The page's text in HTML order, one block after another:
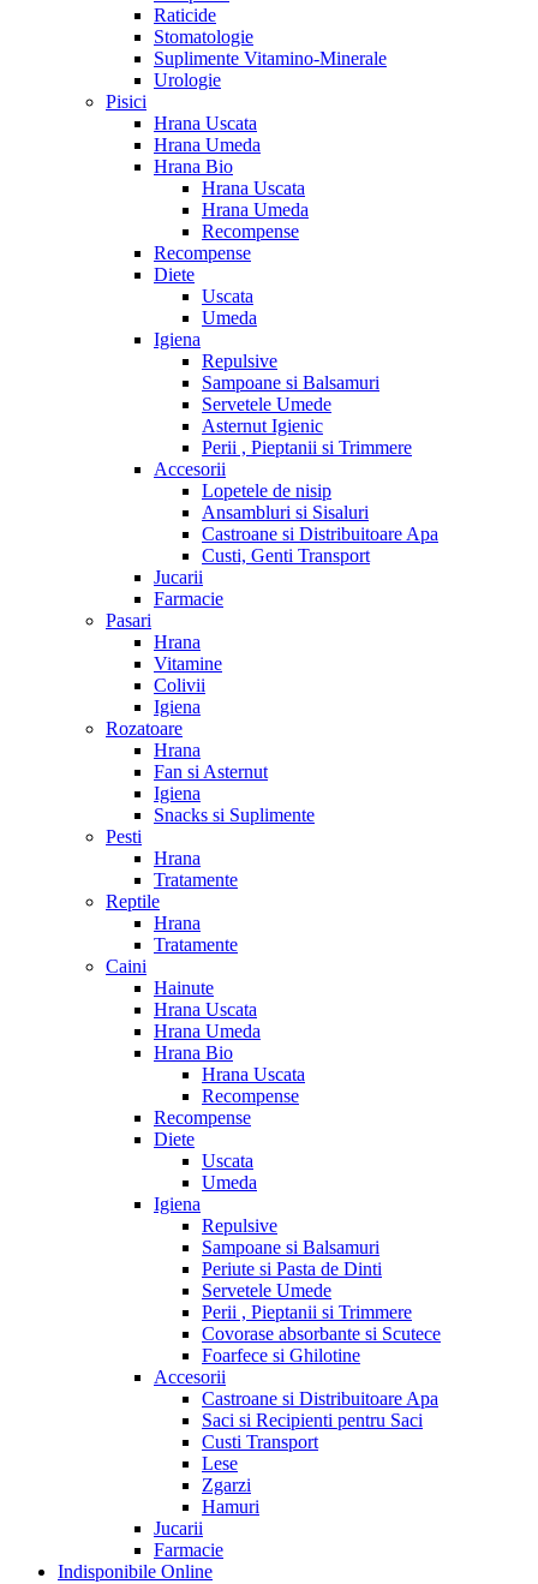
Raticide
Stomatologie
Suplimente Vitamino-Minerale
Urologie
Pisici
Hrana Uscata
Hrana Umeda
Hrana Bio
Hrana Uscata
Hrana Umeda
Recompense
Recompense
Diete
Uscata
Umeda
Igiena
Repulsive
Sampoane si Balsamuri
Servetele Umede
Asternut Igienic
Perii , Pieptanii si Trimmere
Accesorii
Lopetele de nisip
Ansambluri si Sisaluri
Castroane si Distribuitoare Apa
Custi, Genti Transport
Jucarii
Farmacie
Pasari
Hrana
Vitamine
Colivii
Igiena
Rozatoare
Hrana
Fan si Asternut
Igiena
Snacks si Suplimente
Pesti
Hrana
Tratamente
Reptile
Hrana
Tratamente
Caini
Hainute
Hrana Uscata
Hrana Umeda
Hrana Bio
Hrana Uscata
Recompense
Recompense
Diete
Uscata
Umeda
Igiena
Repulsive
Sampoane si Balsamuri
Periute si Pasta de Dinti
Servetele Umede
Perii , Pieptanii si Trimmere
Covorase absorbante si Scutece
Foarfece si Ghilotine
Accesorii
Castroane si Distribuitoare Apa
Saci si Recipienti pentru Saci
Custi Transport
Lese
Zgarzi
Hamuri
Jucarii
Farmacie
Indisponibile Online